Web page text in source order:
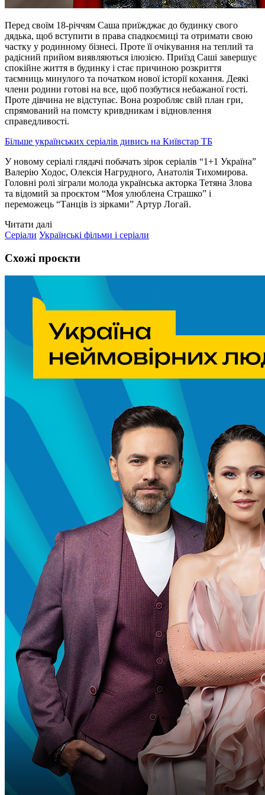
Перед своїм 18-річчям Саша приїжджає до будинку свого
дядька, щоб вступити в права спадкоємиці та отримати свою
частку у родинному бізнесі. Проте її очікування на теплий та
радісний прийом виявляються ілюзією. Приїзд Саші завершує
спокійне життя в будинку і стає причиною розкриття
таємниць минулого та початком нової історії кохання. Деякі
члени родини готові на все, щоб позбутися небажаної гості.
Проте дівчина не відступає. Вона розробляє свій план гри,
спрямований на помсту кривдникам і відновлення
справедливості.
Більше українських серіалів дивись на Київстар ТБ
У новому серіалі глядачі побачать зірок серіалів “1+1 Україна”
Валерію Ходос, Олексія Нагрудного, Анатолія Тихомирова.
Головні ролі зіграли молода українська акторка Тетяна Злова
та відомий за проєктом “Моя улюблена Страшко” і
переможець “Танців із зірками” Артур Логай.
Читати далі
Серіали Українські фільми і серіали
Схожі проєкти